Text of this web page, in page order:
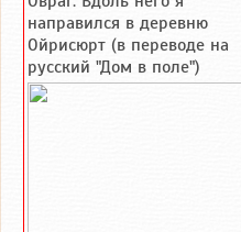
направился в деревню
Ойрисюрт (в переводе на
русский "Дом в поле")